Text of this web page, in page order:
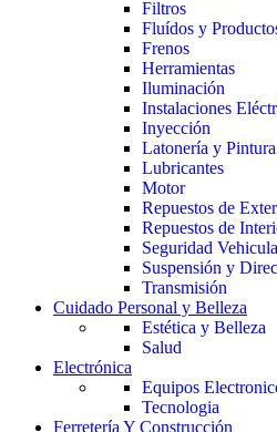
Filtros
Fluídos y
Frenos
Herramientas
Iluminación
Instalaciones
Inyección
Latonería y Pintura
Lubricantes
Motor
Repuestos de
Repuestos de
Seguridad
Suspensión y
Transmisión
Cuidado Personal y Belleza
Estética y Belleza
Salud
Electrónica
Equipos
Tecnologia
Ferretería Y Construcción